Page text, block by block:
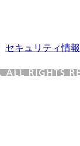
セキュリティ情報